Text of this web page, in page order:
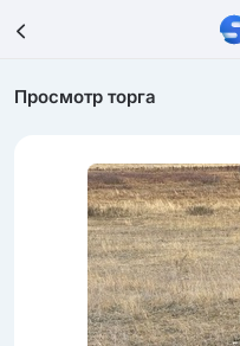
Просмотр торга